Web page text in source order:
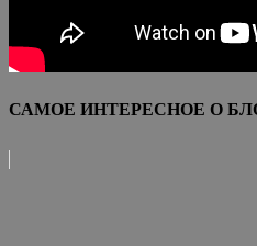
САМОЕ ИНТЕРЕСНОЕ О